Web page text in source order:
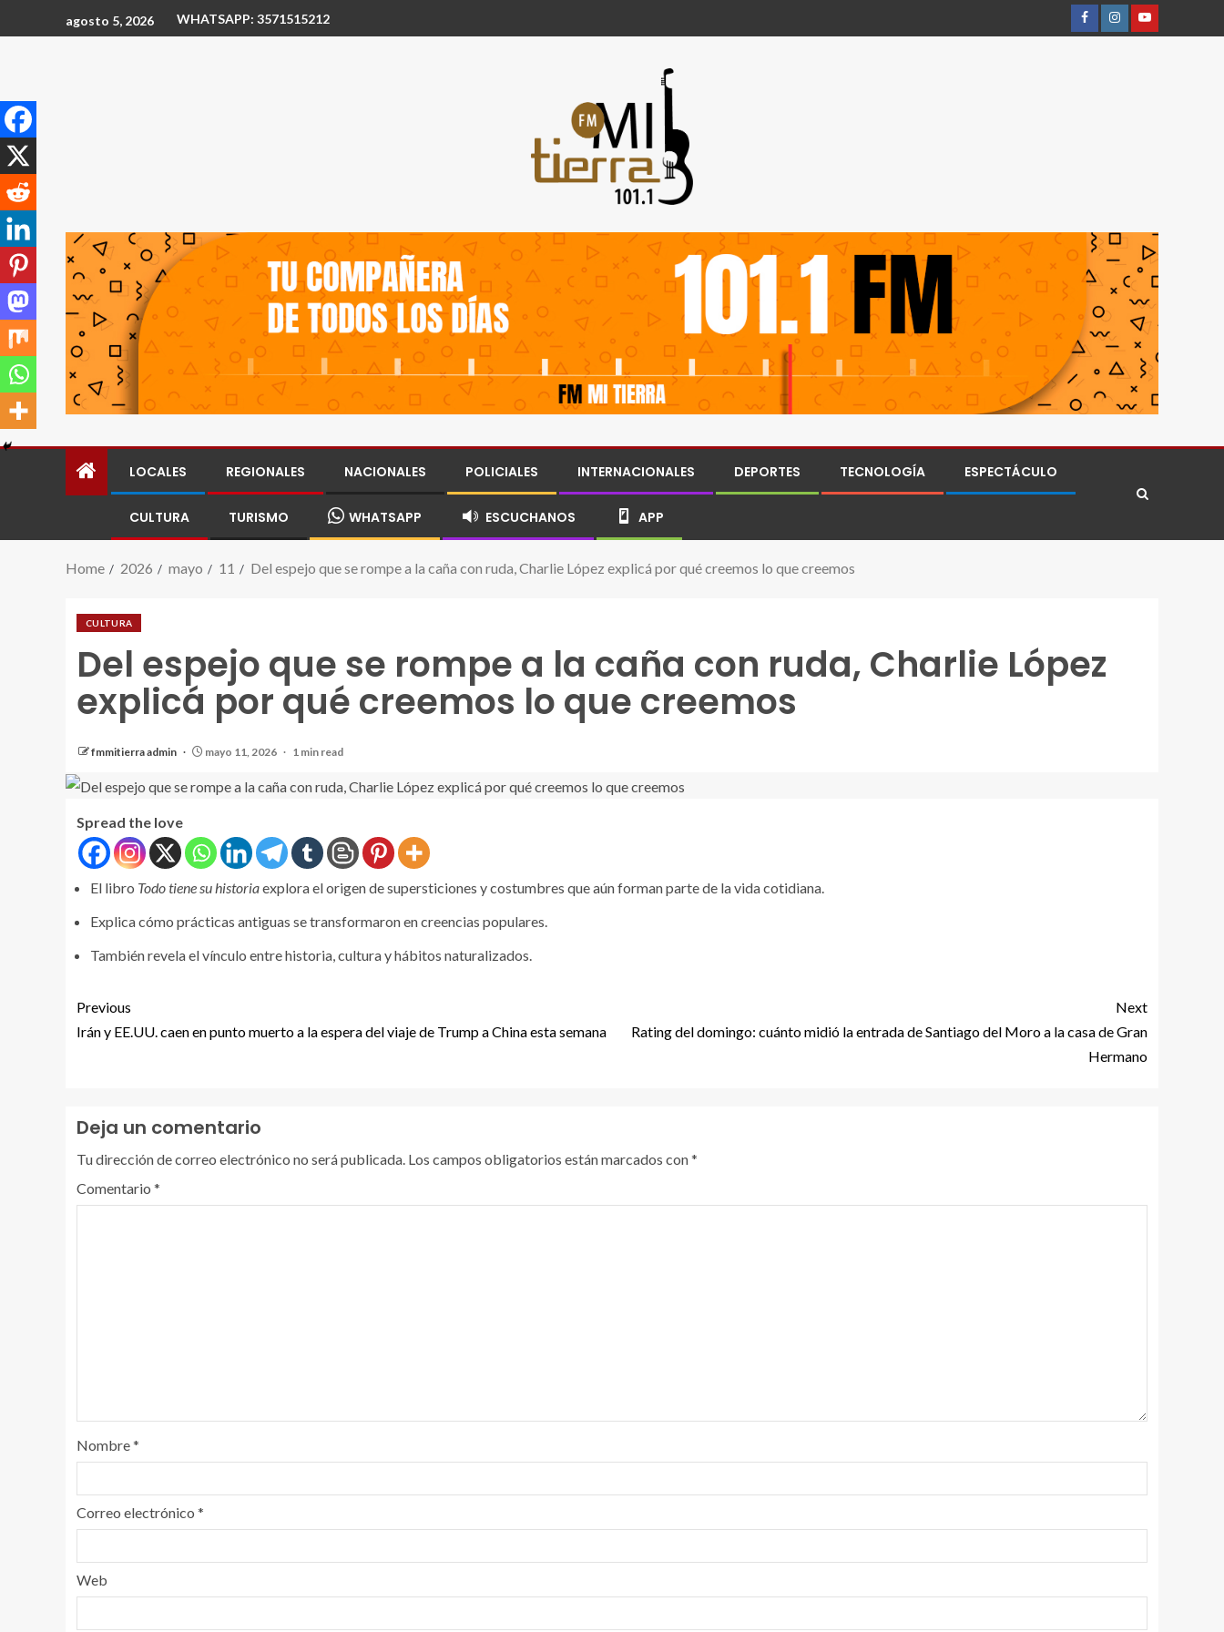
agosto 5, 2026 WHATSAPP: 3571515212
LOCALES REGIONALES NACIONALES POLICIALES INTERNACIONALES DEPORTES TECNOLOGÍA ESPECTÁCULO
CULTURA TURISMO WHATSAPP ESCUCHANOS APP
Home 2026 mayo 11 Del espejo que se rompe a la caña con ruda, Charlie López explicá por qué creemos lo que creemos
CULTURA
Del espejo que se rompe a la caña con ruda, Charlie López
explicá por qué creemos lo que creemos
fmmitierra admin mayo 11, 2026 1 min read
Spread the love
El libro Todo tiene su historiaexplora el origen de supersticiones y costumbres que aún forman parte de la vida cotidiana.
Explica cómo prácticas antiguas se transformaron en creencias populares.
También revela el vínculo entre historia, cultura y hábitos naturalizados.
Previous
Irán y EE.UU. caen en punto muerto a la espera del viaje de Trump a China esta semana
Next
Rating del domingo: cuánto midió la entrada de Santiago del Moro a la casa de Gran
Hermano
Deja un comentario
Tu dirección de correo electrónico no será publicada. Los campos obligatorios están marcados con*
Comentario *
Nombre*
Correo electrónico *
Web